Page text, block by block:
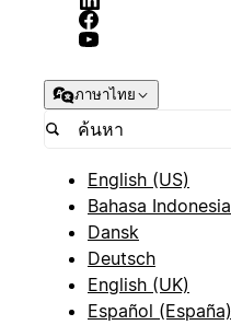
ภาษาไทย
English (US)
Bahasa Indonesia
Dansk
Deutsch
English (UK)
Español (España)